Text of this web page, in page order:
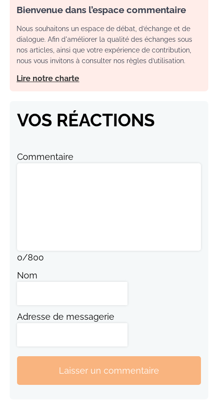
Bienvenue dans l’espace commentaire
Nous souhaitons un espace de débat, d’échange et de
dialogue. Afin d'améliorer la qualité des échanges sous
nos articles, ainsi que votre expérience de contribution,
nous vous invitons à consulter nos règles d’utilisation.
Lire notre charte
VOS RÉACTIONS
Commentaire
0/800
Nom
Adresse de messagerie
Laisser un commentaire